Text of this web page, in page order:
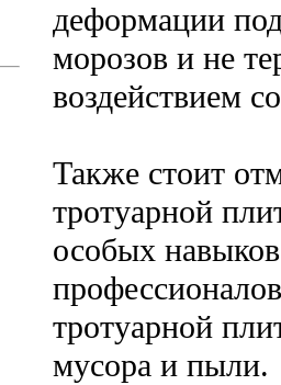
деформации
морозов и не
воздействием
Также стоит
тротуарной
особых
тротуарной
мусора и пыли.